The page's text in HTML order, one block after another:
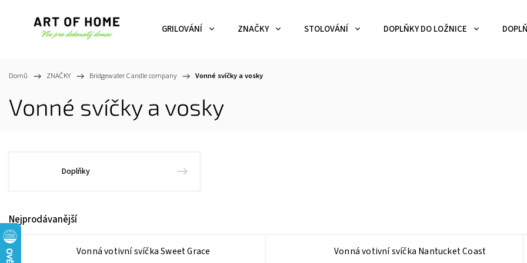
GRILOVÁNÍ ZNAČKY STOLOVÁNÍ DOPLŇKY DO LOŽNICE
Domů / ZNAČKY / Bridgewater Candle company / Vonné svíčky a vosky
Vonné svíčky a vosky
Doplňky
Nejprodávanější
Vonná votivní svíčka Sweet Grace Vonná votivní svíčka Nantucket Coast